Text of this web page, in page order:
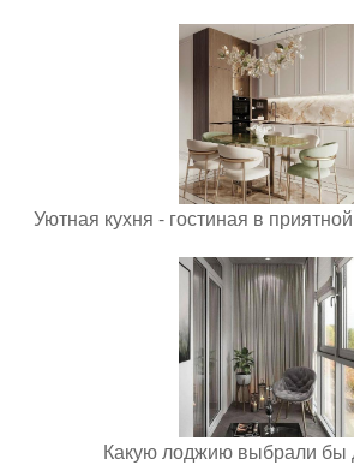
Уютная кухня - гостиная в
Какую лоджию выбрали бы